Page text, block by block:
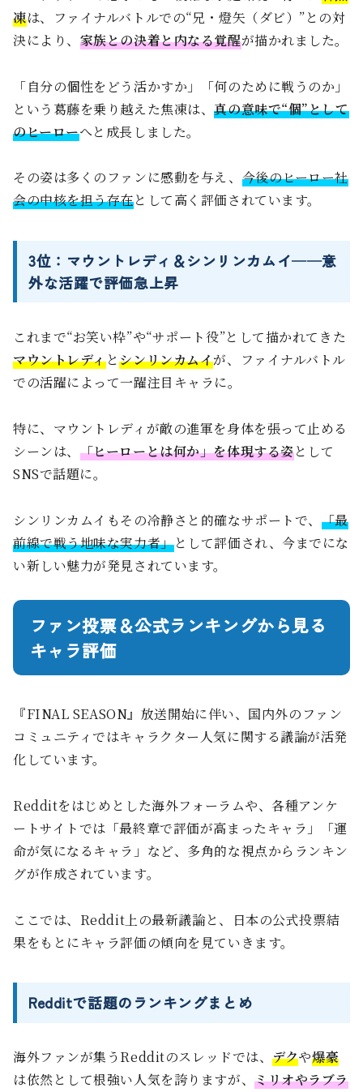
凍は、ファイナルバトルでの“兄・燈矢（ダビ）”との対
決により、 家族との決着と内なる覚醒が描かれました。
「自分の個性をどう活かすか」「何のために戦うのか」
という葛藤を乗り越えた焦凍は、真の意味で“個”として
のヒーローへと成長しました。
その姿は多くのファンに感動を与え、 今後のヒーロー社
会の中核を担う存在として高く評価されています。
3位：マウントレディ＆シンリンカムイ──意
外な活躍で評価急上昇
これまで“お笑い枠”や“サポート役”として描かれてきた
マウントレディとシンリンカムイが、ファイナルバトル
での活躍によって一躍注目キャラに。
特に、マウントレディが敵の進軍を身体を張って止める
シーンは、 「ヒーローとは何か」を体現する姿として
SNSで話題に。
シンリンカムイもその冷静さと的確なサポートで、 「最
前線で戦う地味な実力者」として評価され、今までにな
い新しい魅力が発見されています。
ファン投票＆公式ランキングから見る
キャラ評価
『FINAL SEASON』放送開始に伴い、国内外のファン
コミュニティではキャラクター人気に関する議論が活発
化しています。
Redditをはじめとした海外フォーラムや、各種アンケ
ートサイトでは「最終章で評価が高まったキャラ」「運
命が気になるキャラ」など、多角的な視点からランキン
グが作成されています。
ここでは、Reddit上の最新議論と、日本の公式投票結
果をもとにキャラ評価の傾向を見ていきます。
Redditで話題のランキングまとめ
海外ファンが集うRedditのスレッドでは、デクや爆豪
は依然として根強い人気を誇りますが、ミリオやラブラ